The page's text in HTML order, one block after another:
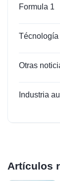
Formula 1
Técnología
Otras
Industria
Artículos